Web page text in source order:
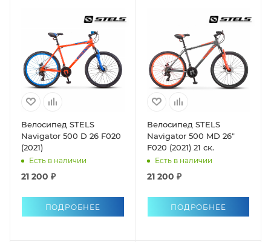
Велосипед STELS
Navigator 500 D 26 F020
(2021)
Есть в наличии
21 200 ₽
ПОДРОБНЕЕ
Велосипед STELS
Navigator 500 MD 26"
F020 (2021) 21 ск.
Есть в наличии
21 200 ₽
ПОДРОБНЕЕ